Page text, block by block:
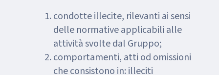
condotte illecite, rilevanti ai sensi
delle normative applicabili alle
attività svolte dal Gruppo;
comportamenti, atti od omissioni
che consistono in: illeciti